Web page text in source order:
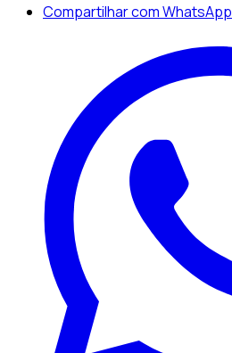
Compartilhar com WhatsApp